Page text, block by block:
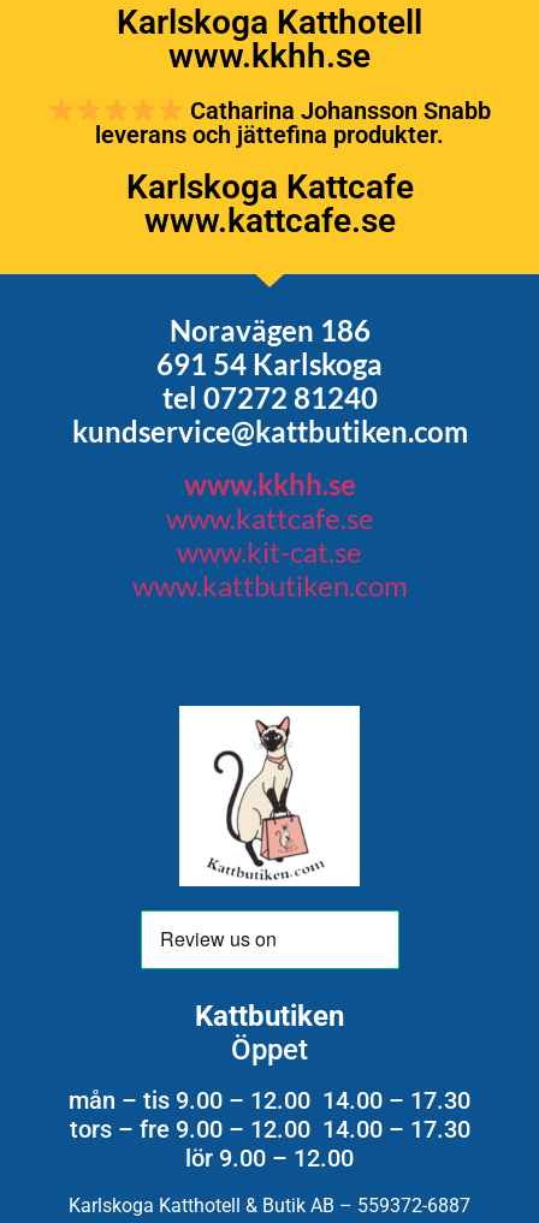
Karlskoga Katthotell
www.kkhh.se
Catharina Johansson Snabb
leverans och jättefina produkter.
Karlskoga Kattcafe
www.kattcafe.se
Noravägen 186
691 54 Karlskoga
tel 07272 81240
kundservice@kattbutiken.com
www.kkhh.se
www.kattcafe.se
www.kit-cat.se
www.kattbutiken.com
Kattbutiken
Öppet
mån – tis 9.00 – 12.00 14.00 – 17.30
tors – fre 9.00 – 12.00 14.00 – 17.30
lör 9.00 – 12.00
Karlskoga Katthotell & Butik AB – 559372-6887